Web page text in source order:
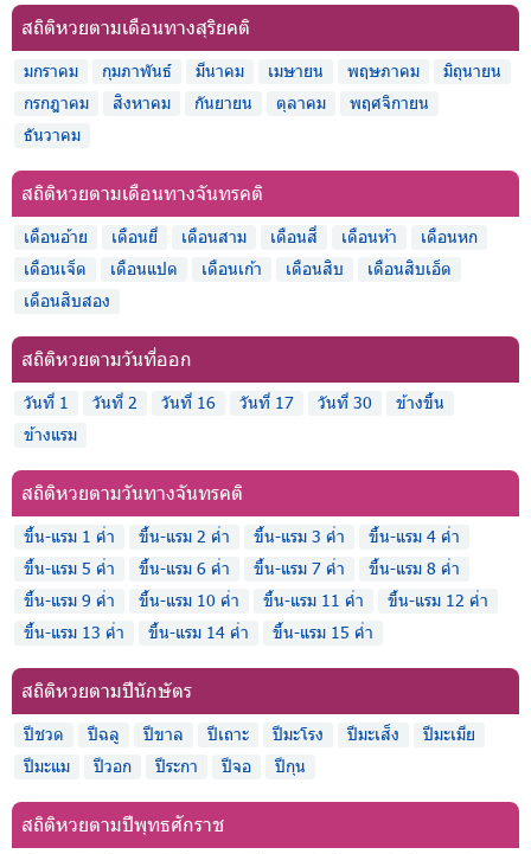
สถิติหวยตามเดือนทางสุริยคติ
มกราคม กุมภาพันธ์ มีนาคม เมษายน พฤษภาคม
มิถุนายน
กรกฎาคม
สิงหาคม กันยายน ตุลาคม
พฤศจิกายน
ธันวาคม
สถิติหวยตามเดือนทางจันทรคติ
เดือนอ้าย เดือนยี่ เดือนสาม เดือนสี่ เดือนห้า
เดือนหก
เดือนเจ็ด
เดือนแปด เดือนเก้า เดือนสิบ
เดือนสิบเอ็ด
เดือนสิบสอง
สถิติหวยตามวันที่ออก
วันที่ 1 วันที่ 2 วันที่ 16 วันที่ 17 วันที่ 30
ข้างขึ้น
ข้างแรม
สถิติหวยตามวันทางจันทรคติ
ขึ้น-แรม 1 ค่ำ ขึ้น-แรม 2 ค่ำ ขึ้น-แรม 3 ค่ำ
ขึ้น-แรม 4 ค่ำ
ขึ้น-แรม 5 ค่ำ
ขึ้น-แรม 6 ค่ำ ขึ้น-แรม 7 ค่ำ
ขึ้น-แรม 8 ค่ำ
ขึ้น-แรม 9 ค่ำ
ขึ้น-แรม 10 ค่ำ ขึ้น-แรม 11 ค่ำ
ขึ้น-แรม 12 ค่ำ
ขึ้น-แรม 13 ค่ำ
ขึ้น-แรม 14 ค่ำ ขึ้น-แรม 15 ค่ำ
สถิติหวยตามปีนักษัตร
ปีชวด ปีฉลู ปีขาล ปีเถาะ ปีมะโรง ปีมะเส็ง
ปีมะเมีย
ปีมะแม
ปีวอก ปีระกา ปีจอ ปีกุน
สถิติหวยตามปีพุทธศักราช